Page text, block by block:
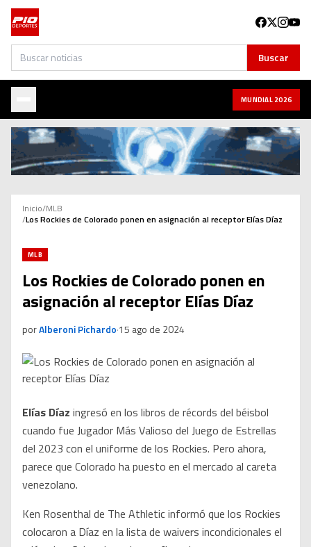
Buscar Buscar
MUNDIAL 2026
Inicio/MLB
/Los Rockies de Colorado ponen en asignación al receptor Elías Díaz
MLB
Los Rockies de Colorado ponen en
asignación al receptor Elías Díaz
porAlberoni Pichardo·15 ago de 2024
Elías Díaz ingresó en los libros de récords del béisbol
cuando fue Jugador Más Valioso del Juego de Estrellas
del 2023 con el uniforme de los Rockies. Pero ahora,
parece que Colorado ha puesto en el mercado al careta
venezolano.
Ken Rosenthal de The Athletic informó que los Rockies
colocaron a Díaz en la lista de waivers incondicionales el